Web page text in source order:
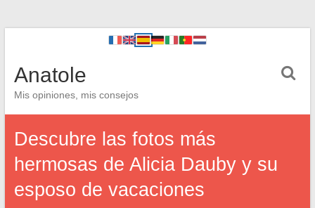
Anatole
Mis opiniones, mis consejos
Descubre las fotos más
hermosas de Alicia Dauby y su
esposo de vacaciones